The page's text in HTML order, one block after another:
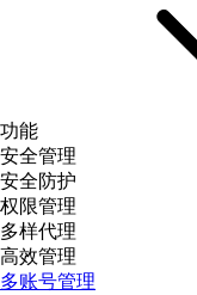
功能
安全管理
安全防护
权限管理
多样代理
高效管理
多账号管理